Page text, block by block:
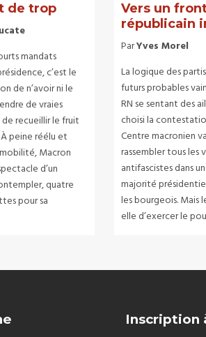
de trop
mandats
c’est le
de n’avoir ni le
de vraies
recueillir le fruit
peine réélu et
Macron
d’un
quatre
pour sa
Vers un
républicain
ParYves Morel
La logique des
futurs probables
RN se sentant des
choisi la
Centre macronien
rassembler tous les
antifascistes dans
majorité
les bourgeois.
elle d’exercer le
Inscription